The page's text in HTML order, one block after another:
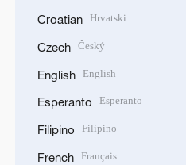
Croatian Hrvatski
Czech Český
English English
Esperanto Esperanto
Filipino Filipino
French Français